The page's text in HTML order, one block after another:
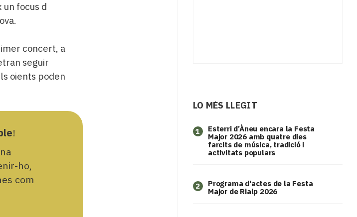
focus d
concert, a
seguir
oients poden
!
ho,
com
LO MÉS LLEGIT
1
Esterri d’Àneu encara la Festa
Major 2026 amb quatre dies
farcits de música, tradició i
activitats populars
2
Programa d'actes de la Festa
Major de Rialp 2026